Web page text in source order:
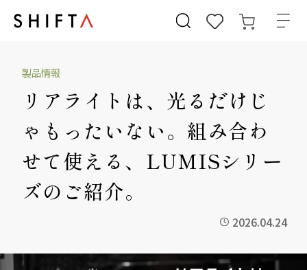
製品情報
リアライトは、光るだけじ
ゃもったいない。組み合わ
せて使える、LUMISシリー
ズのご紹介。
2026.04.24